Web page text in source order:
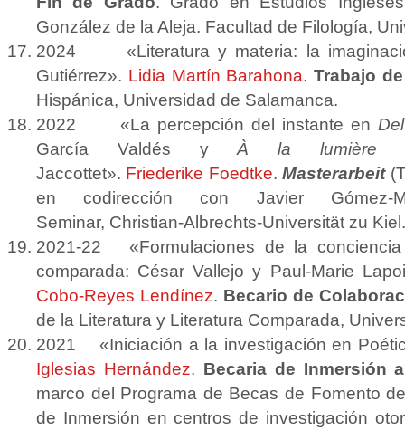
González de la Aleja. Facultad de Filología,
2024 «Literatura y materia: la
Gutiérrez». Lidia Martín Barahona.Trabajo
Hispánica, Universidad de Salamanca.
2022 «La percepción del instante en
García Valdés yÀ la lumière
Jaccottet». Friederike Foedtke.Masterarbeit
en codirección con Javier Gómez-
Seminar, Christian-Albrechts-Universität zu Kiel.
2021-22 «Formulaciones de la conciencia
comparada: César Vallejo y Paul-Marie
Cobo-Reyes Lendínez. Becario de
de la Literatura y Literatura Comparada,
2021 «Iniciación a la investigación en
Iglesias Hernández. Becaria de Inmersión
marco del Programa de Becas de Fomento
de Inmersión en centros de investigación